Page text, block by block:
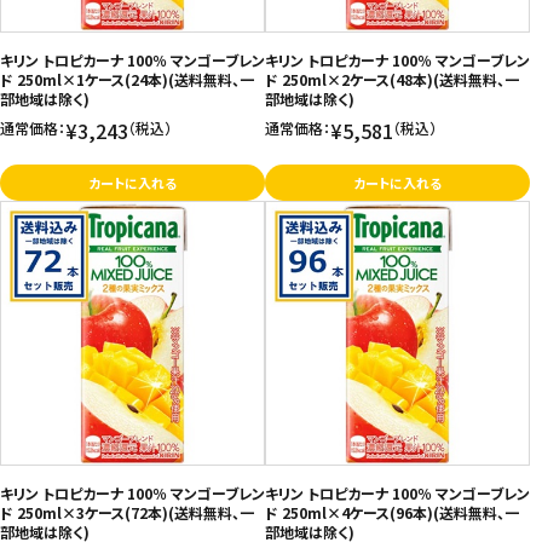
キリン トロピカーナ 100％ マンゴーブレン
ド 250ml×1ケース(24本)(送料無料、一
部地域は除く)
通常価格：¥3,243（税込）
カートに入れる
キリン トロピカーナ 100％ マンゴーブレン
ド 250ml×2ケース(48本)(送料無料、一
部地域は除く)
通常価格：¥5,581（税込）
カートに入れる
キリン トロピカーナ 100％ マンゴーブレン
ド 250ml×3ケース(72本)(送料無料、一
部地域は除く)
キリン トロピカーナ 100％ マンゴーブレン
ド 250ml×4ケース(96本)(送料無料、一
部地域は除く)